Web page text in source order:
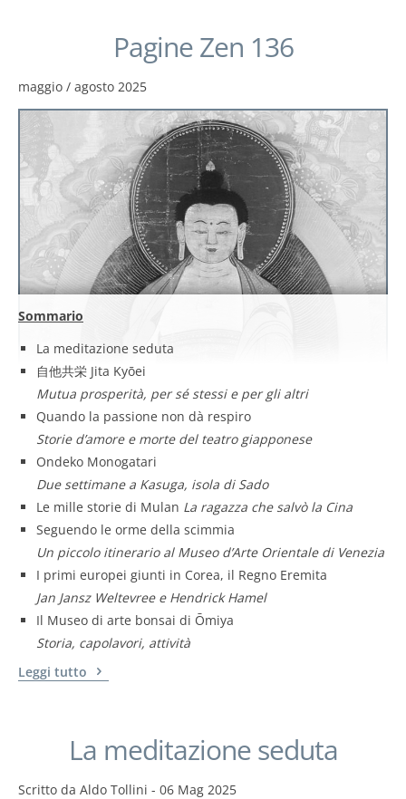
Pagine Zen 136
maggio / agosto 2025
Sommario
La meditazione seduta
自他共栄 Jita Kyōei
Mutua prosperità, per sé stessi e per gli altri
Quando la passione non dà respiro
Storie d’amore e morte del teatro giapponese
Ondeko Monogatari
Due settimane a Kasuga, isola di Sado
Le mille storie di Mulan La ragazza che salvò la Cina
Seguendo le orme della scimmia
Un piccolo itinerario al Museo d’Arte Orientale di Venezia
I primi europei giunti in Corea, il Regno Eremita
Jan Jansz Weltevree e Hendrick Hamel
Il Museo di arte bonsai di Ōmiya
Storia, capolavori, attività
Leggi tutto
La meditazione seduta
Scritto da Aldo Tollini - 06 Mag 2025